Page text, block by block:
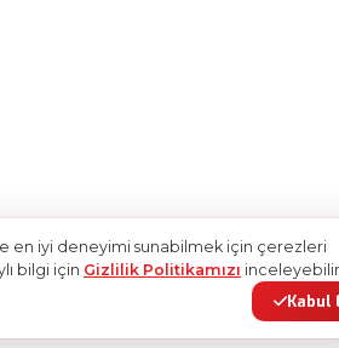
en iyi deneyimi sunabilmek için çerezleri
bilgi için Gizlilik Politikamızı
Kabul